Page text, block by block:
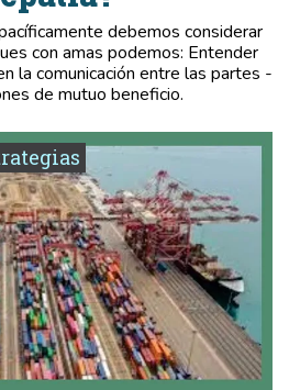
debemos considerar
con amas podemos: Entender
la comunicación entre las partes -
de mutuo beneficio.